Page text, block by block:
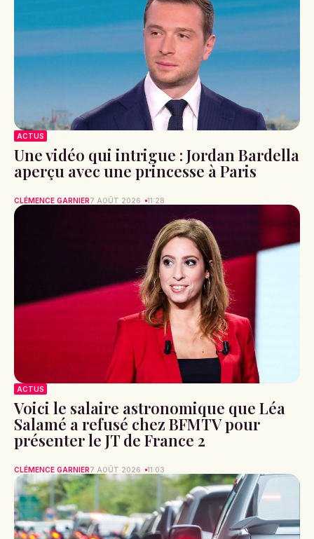
ACTUS
Une vidéo qui intrigue : Jordan Bardella
aperçu avec une princesse à Paris
CLÉMENCE GARNIER7 AOÛT 2026 11:28
ACTUS
Voici le salaire astronomique que Léa
Salamé a refusé chez BFMTV pour
présenter le JT de France 2
CLÉMENCE GARNIER7 AOÛT 2026 11:03